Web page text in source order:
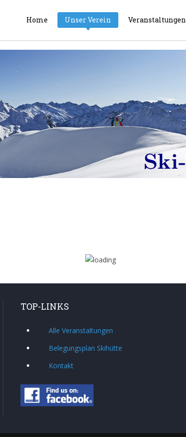
Home Unser Verein Veranstaltungen
TOP-LINKS
Alle Veranstaltungen
Belegungsplan Skihütte
Kontakt